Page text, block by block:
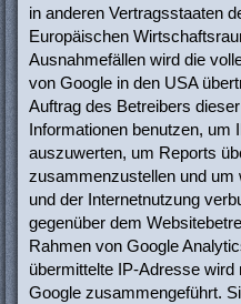
in anderen Vertragsstaaten
Europäischen
Ausnahmefällen wird die
von Google in den USA
Auftrag des Betreibers
Informationen benutzen, um
auszuwerten, um Reports
zusammenzustellen und um
und der Internetnutzung
gegenüber dem
Rahmen von Google
übermittelte IP-Adresse
Google zusammengeführt.